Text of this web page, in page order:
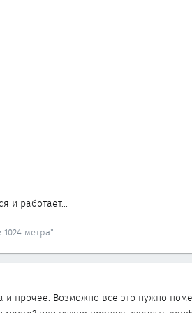
и работает...
метра".
и прочее. Возможно все это нужно